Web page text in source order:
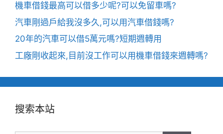
機車借錢最高可以借多少呢?可以免留車嗎?
汽車剛過戶給我沒多久,可以用汽車借錢嗎?
20年的汽車可以借5萬元嗎?短期週轉用
工廠剛收起來,目前沒工作可以用機車借錢來週轉嗎?
搜索本站